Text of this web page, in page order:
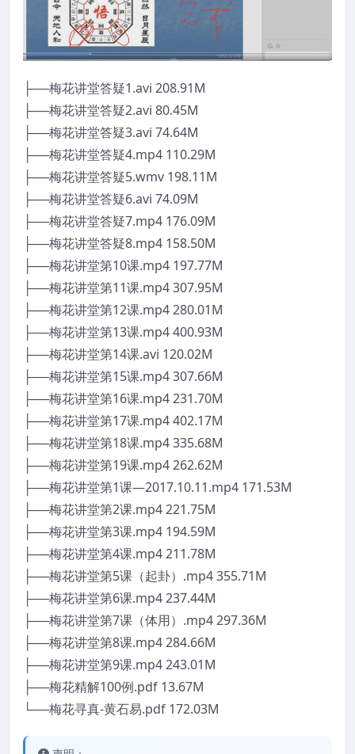
├──梅花讲堂答疑1.avi 208.91M
├──梅花讲堂答疑2.avi 80.45M
├──梅花讲堂答疑3.avi 74.64M
├──梅花讲堂答疑4.mp4 110.29M
├──梅花讲堂答疑5.wmv 198.11M
├──梅花讲堂答疑6.avi 74.09M
├──梅花讲堂答疑7.mp4 176.09M
├──梅花讲堂答疑8.mp4 158.50M
├──梅花讲堂第10课.mp4 197.77M
├──梅花讲堂第11课.mp4 307.95M
├──梅花讲堂第12课.mp4 280.01M
├──梅花讲堂第13课.mp4 400.93M
├──梅花讲堂第14课.avi 120.02M
├──梅花讲堂第15课.mp4 307.66M
├──梅花讲堂第16课.mp4 231.70M
├──梅花讲堂第17课.mp4 402.17M
├──梅花讲堂第18课.mp4 335.68M
├──梅花讲堂第19课.mp4 262.62M
├──梅花讲堂第1课―2017.10.11.mp4 171.53M
├──梅花讲堂第2课.mp4 221.75M
├──梅花讲堂第3课.mp4 194.59M
├──梅花讲堂第4课.mp4 211.78M
├──梅花讲堂第5课（起卦）.mp4 355.71M
├──梅花讲堂第6课.mp4 237.44M
├──梅花讲堂第7课（体用）.mp4 297.36M
├──梅花讲堂第8课.mp4 284.66M
├──梅花讲堂第9课.mp4 243.01M
├──梅花精解100例.pdf 13.67M
└──梅花寻真-黄石易.pdf 172.03M